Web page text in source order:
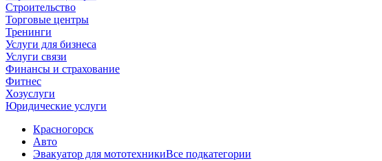
Строительство
Торговые центры
Тренинги
Услуги для бизнеса
Услуги связи
Финансы и страхование
Фитнес
Хозуслуги
Юридические услуги
Красногорск
Авто
Эвакуатор для мототехникиВсе подкатегории